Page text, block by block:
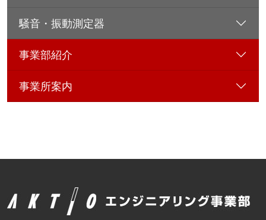
騒音・振動測定器
事業部紹介
事業所案内